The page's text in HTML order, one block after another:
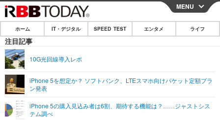
CLOSE
ホーム
IT・デジタル
ショッピング その他
SPEED TEST
エンタメ
エンタメTOP
ライフ
MENU
ホーム IT・デジタル SPEED TEST エンタメ ライフ
注目記事
10G光回線導入レポ
iPhone 5を想定か？ ソフトバンク、LTEスマホ向けパケット定額プラ
ン発表
iPhone 5の購入見込み者は6割、期待する機能は？……ジャストシス
テム調べ